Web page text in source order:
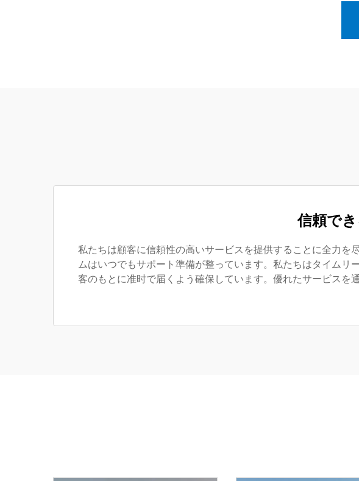
信頼で
私たちは顧客に信頼性の高いサービスを提供することに全力
ムはいつでもサポート準備が整っています。私たちはタイム
客のもとに准时で届くよう確保しています。優れたサービス